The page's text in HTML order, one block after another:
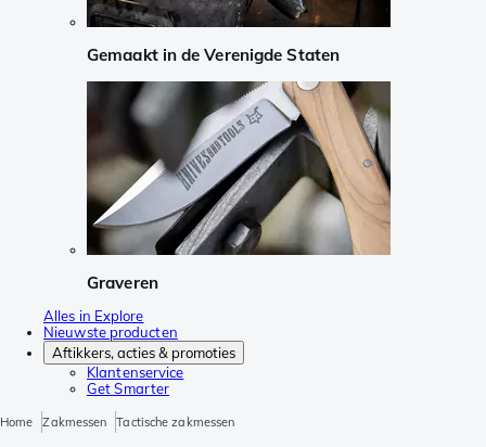
Gemaakt in de Verenigde Staten
Graveren
Alles in Explore
Nieuwste producten
Aftikkers, acties & promoties
Klantenservice
Get Smarter
Home Zakmessen Tactische zakmessen